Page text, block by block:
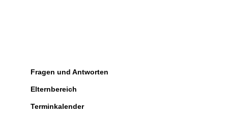
Fragen und Antworten
Elternbereich
Terminkalender